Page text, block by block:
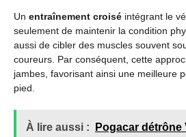
Un entraînement croisé intégrant le
seulement de maintenir la condition
aussi de cibler des muscles souvent
coureurs. Par conséquent, cette
jambes, favorisant ainsi une meilleure
pied.
À lire aussi :
Pogacar détrône